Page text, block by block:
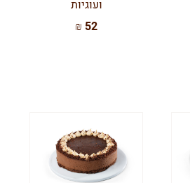
ועוגיות
52 ₪